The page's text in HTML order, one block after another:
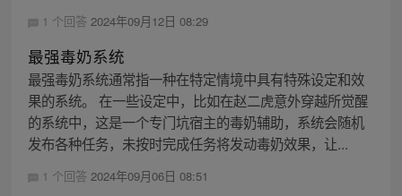
1 个回答 2024年09月12日 08:29
最强毒奶系统
最强毒奶系统通常指一种在特定情境中具有特殊设定和效
果的系统。 在一些设定中，比如在赵二虎意外穿越所觉醒
的系统中，这是一个专门坑宿主的毒奶辅助，系统会随机
发布各种任务，未按时完成任务将发动毒奶效果，让...
1 个回答 2024年09月06日 08:51